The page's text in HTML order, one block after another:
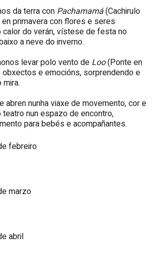
da terra con Pachamamá(Cachirulo
primavera con flores e seres
calor do verán, vístese de festa no
a neve do inverno.
levar polo vento de Loo(Ponte en
obxectos e emocións, sorprendendo e
abren nunha viaxe de movemento, cor e
nun espazo de encontro,
para bebés e acompañantes.
febreiro
marzo
abril